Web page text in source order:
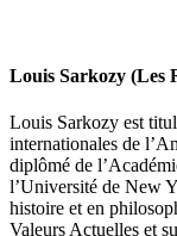
Louis Sarkozy (Les
Louis Sarkozy est
internationales de
diplômé de
l’Université de New
histoire et en
Valeurs Actuelles et